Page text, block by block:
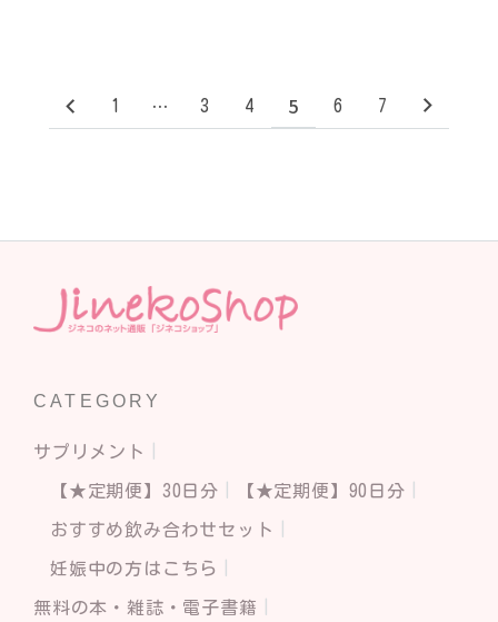
1 … 3 4 5 6 7
CATEGORY
サプリメント
【★定期便】30日分 【★定期便】90日分
おすすめ飲み合わせセット
妊娠中の方はこちら
無料の本・雑誌・電子書籍